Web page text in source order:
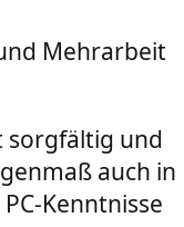
Mehrarbeit
sorgfältig und
auch in
Kenntnisse